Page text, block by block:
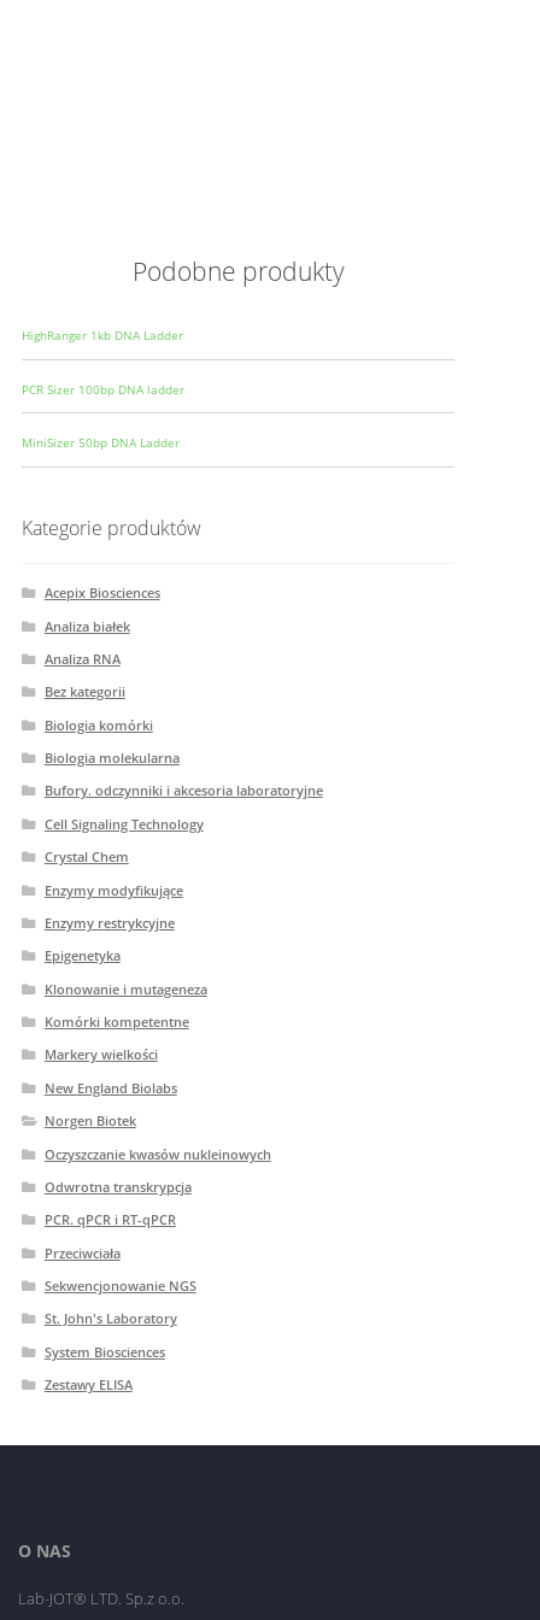
Podobne produkty
HighRanger 1kb DNA Ladder
PCR Sizer 100bp DNA ladder
MiniSizer 50bp DNA Ladder
Kategorie produktów
Acepix Biosciences
Analiza białek
Analiza RNA
Bez kategorii
Biologia komórki
Biologia molekularna
Bufory. odczynniki i akcesoria laboratoryjne
Cell Signaling Technology
Crystal Chem
Enzymy modyfikujące
Enzymy restrykcyjne
Epigenetyka
Klonowanie i mutageneza
Komórki kompetentne
Markery wielkości
New England Biolabs
Norgen Biotek
Oczyszczanie kwasów nukleinowych
Odwrotna transkrypcja
PCR. qPCR i RT-qPCR
Przeciwciała
Sekwencjonowanie NGS
St. John's Laboratory
System Biosciences
Zestawy ELISA
O NAS
Lab-JOT® LTD. Sp.z o.o.